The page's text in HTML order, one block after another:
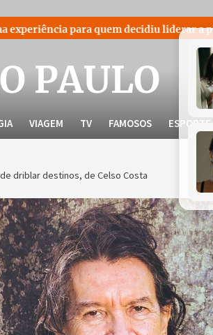
quem decidiu liderar a própria história
PAULO
VIAGEM TV FAMOSOS ESPORTE
driblar destinos, de Celso Costa